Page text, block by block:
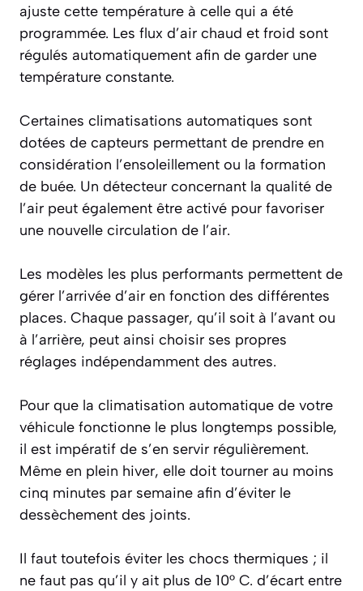
ajuste cette température à celle qui a été
programmée. Les flux d’air chaud et froid sont
régulés automatiquement afin de garder une
température constante.
Certaines climatisations automatiques sont
dotées de capteurs permettant de prendre en
considération l’ensoleillement ou la formation
de buée. Un détecteur concernant la qualité de
l’air peut également être activé pour favoriser
une nouvelle circulation de l’air.
Les modèles les plus performants permettent de
gérer l’arrivée d’air en fonction des différentes
places. Chaque passager, qu’il soit à l’avant ou
à l’arrière, peut ainsi choisir ses propres
réglages indépendamment des autres.
Pour que la climatisation automatique de votre
véhicule fonctionne le plus longtemps possible,
il est impératif de s’en servir régulièrement.
Même en plein hiver, elle doit tourner au moins
cinq minutes par semaine afin d’éviter le
dessèchement des joints.
Il faut toutefois éviter les chocs thermiques ; il
ne faut pas qu’il y ait plus de 10° C. d’écart entre